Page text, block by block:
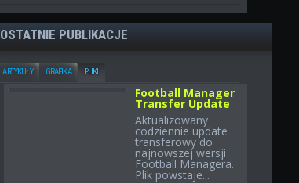
OSTATNIE PUBLIKACJE
ARTYKUŁY GRAFIKA PLIKI
Football Manager
Transfer Update
Aktualizowany
codziennie update
transferowy do
najnowszej wersji
Football Managera.
Plik powstaje...